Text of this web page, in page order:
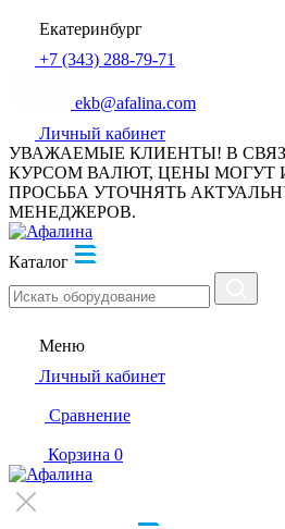
Екатеринбург
+7 (343) 288-79-71
ekb@afalina.com
Личный кабинет
УВАЖАЕМЫЕ КЛИЕНТЫ! В
КУРСОМ ВАЛЮТ, ЦЕНЫ МОГУТ
ПРОСЬБА УТОЧНЯТЬ
МЕНЕДЖЕРОВ.
Каталог
Меню
Личный кабинет
Сравнение
Корзина 0